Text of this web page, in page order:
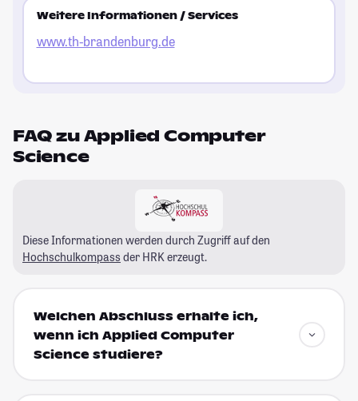
Weitere Informationen / Services
www.th-brandenburg.de
FAQ zu Applied Computer
Science
Diese Informationen werden durch Zugriff auf den
Hochschulkompass der HRK erzeugt.
Welchen Abschluss erhalte ich,
wenn ich Applied Computer
Science studiere?